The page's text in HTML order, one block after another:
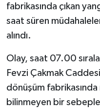
fabrikasında çıkan
saat süren
alındı.
Olay, saat 07.00
Fevzi Çakmak
dönüşüm
bilinmeyen bir sebeple